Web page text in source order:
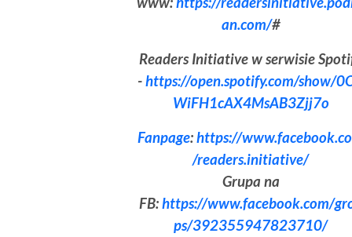
an.com/#
Readers Initiative w serwisie
-https://open.spotify.com/show/
WiFH1cAX4MsAB3Zjj7o
Fanpage:https://
/readers.initiative/
Grupa na
FB:https://www.facebook.com/
ps/392355947823710/